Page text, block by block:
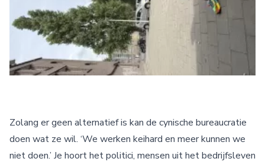
Zolang er geen alternatief is kan de cynische bureaucratie
doen wat ze wil. ‘We werken keihard en meer kunnen we
niet doen.’ Je hoort het politici, mensen uit het bedrijfsleven